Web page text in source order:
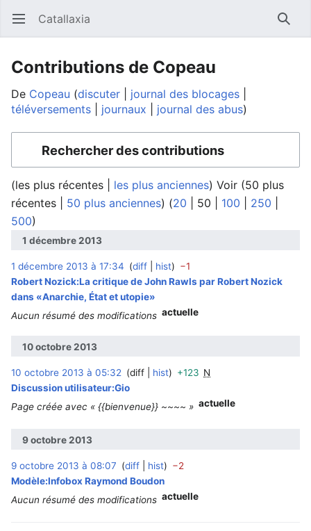
Ouvrir le menu principal Catallaxia
Contributions de Copeau
De Copeau discuter
journal des blocages
téléversements
journaux journal des abus
Rechercher des contributions
(les plus récentes les plus anciennes) Voir (50 plus
récentes
50 plus anciennes) (20 50 100 250
500)
1 décembre 2013
1 décembre 2013 à 17:34 diff hist −1
Robert Nozick:La critique de John Rawls par Robert Nozick
dans «Anarchie, État et utopie»
Aucun résumé des modifications actuelle
10 octobre 2013
10 octobre 2013 à 05:32 diff hist +123 N
Discussion utilisateur:Gio
Page créée avec « {{bienvenue}} ~~~~ » actuelle
9 octobre 2013
9 octobre 2013 à 08:07 diff hist −2
Modèle:Infobox Raymond Boudon
Aucun résumé des modifications actuelle